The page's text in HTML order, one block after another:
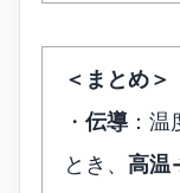
＜まとめ＞
・ 伝導 ：
とき、 高温